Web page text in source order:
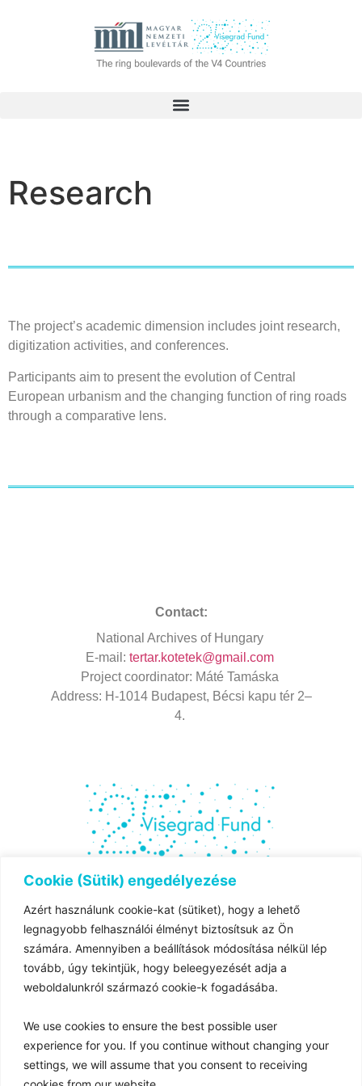
Cookie (Sütik) engedélyezése
Azért használunk cookie-kat (sütiket), hogy a lehető
legnagyobb felhasználói élményt biztosítsuk az Ön
számára. Amennyiben a beállítások módosítása nélkül lép
tovább, úgy tekintjük, hogy beleegyezését adja a
weboldalunkról származó cookie-k fogadásába.
We use cookies to ensure the best possible user
experience for you. If you continue without changing your
settings, we will assume that you consent to receiving
Research
The project’s academic dimension includes joint research,
digitization activities, and conferences.
Participants aim to present the evolution of Central
European urbanism and the changing function of ring roads
through a comparative lens.
Contact:
National Archivesof Hungary
E-mail: tertar.kotetek@gmail.com
Projectcoordinator: Máté Tamáska
Address: H-1014 Budapest, Bécsi kapu tér 2–
4.
The project is co-financed by the governments of
Czechia,
Hungary, Poland and Slovakia through Visegrad Grants
from
is to advance
ideas for sustainable regional cooperation in Central
Europe.